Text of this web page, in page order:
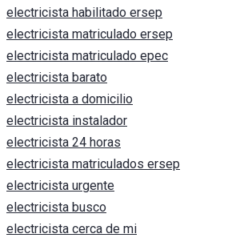
electricista habilitado ersep
electricista matriculado ersep
electricista matriculado epec
electricista barato
electricista a domicilio
electricista instalador
electricista 24 horas
electricista matriculados ersep
electricista urgente
electricista busco
electricista cerca de mi